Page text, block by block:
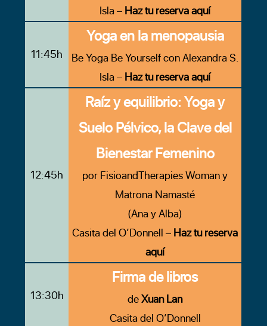
Isla – Haz tu reserva aquí
11:45h
Yoga en la menopausia
Be Yoga Be Yourself con Alexandra S.
Isla – Haz tu reserva aquí
12:45h
Raíz y equilibrio: Yoga y
Suelo Pélvico, la Clave del
Bienestar Femenino
por FisioandTherapies Woman y
Matrona Namasté
(Ana y Alba)
Casita del O’Donnell – Haz tu reserva
aquí
13:30h
Firma de libros
deXuan Lan
Casita del O’Donnell